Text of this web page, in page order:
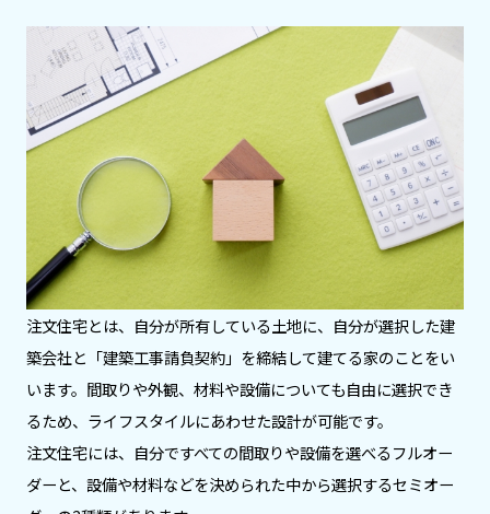
注文住宅とは、自分が所有している土地に、自分が選択した建
築会社と「建築工事請負契約」を締結して建てる家のことをい
います。間取りや外観、材料や設備についても自由に選択でき
るため、ライフスタイルにあわせた設計が可能です。
注文住宅には、自分ですべての間取りや設備を選べるフルオー
ダーと、設備や材料などを決められた中から選択するセミオー